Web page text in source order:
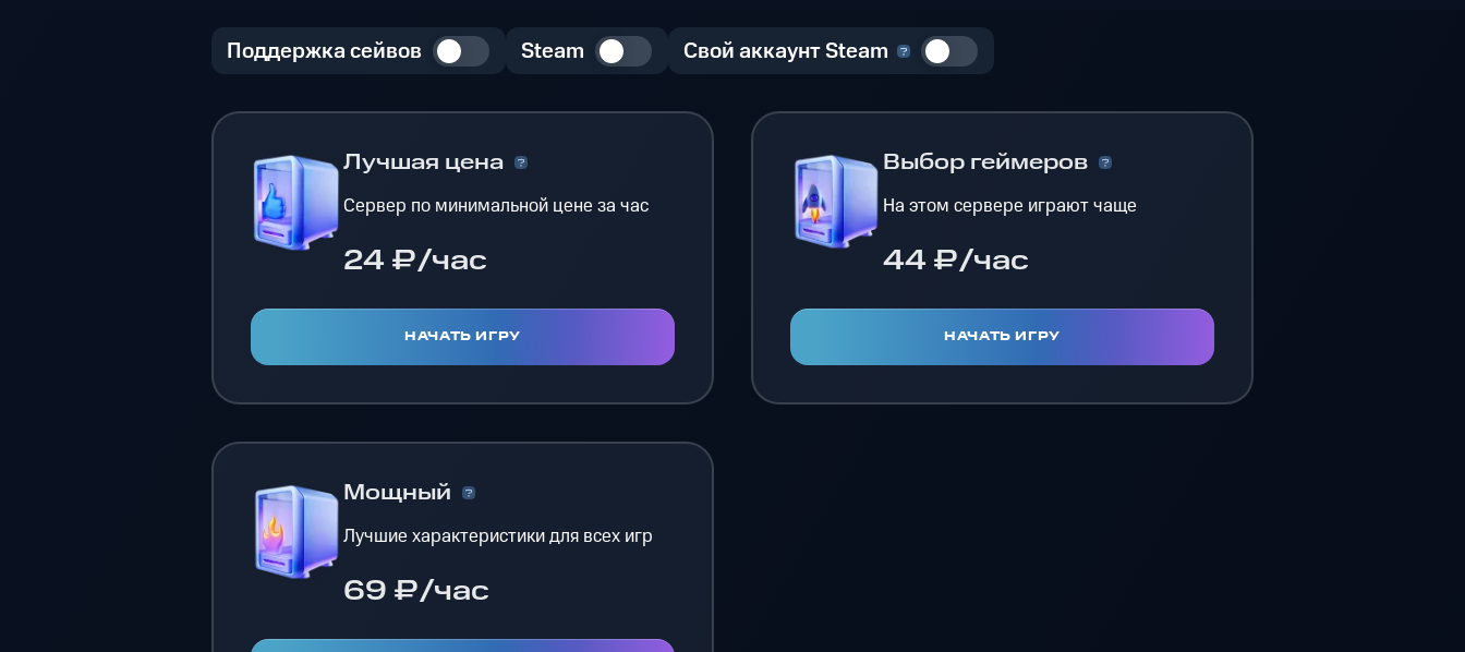
Поддержка сейвов Steam Свой аккаунт Steam
Лучшая цена
Сервер по минимальной цене за час
24 ₽/час
НАЧАТЬ ИГРУ
Выбор геймеров
На этом сервере играют чаще
44 ₽/час
НАЧАТЬ ИГРУ
Мощный
Лучшие характеристики для всех игр
69 ₽/час